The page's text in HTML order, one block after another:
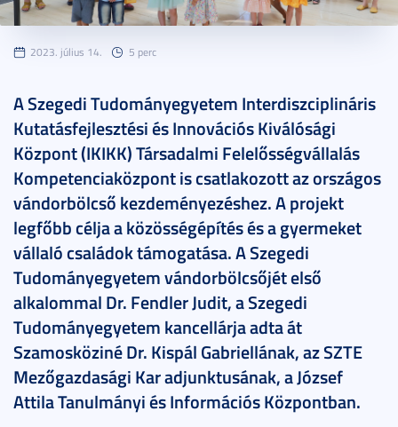
2023. július 14. 5 perc
A Szegedi Tudományegyetem Interdiszciplináris
Kutatásfejlesztési és Innovációs Kiválósági
Központ (IKIKK) Társadalmi Felelősségvállalás
Kompetenciaközpont is csatlakozott az országos
vándorbölcső kezdeményezéshez. A projekt
legfőbb célja a közösségépítés és a gyermeket
vállaló családok támogatása. A Szegedi
Tudományegyetem vándorbölcsőjét első
alkalommal Dr. Fendler Judit, a Szegedi
Tudományegyetem kancellárja adta át
Szamosköziné Dr. Kispál Gabriellának, az SZTE
Mezőgazdasági Kar adjunktusának, a József
Attila Tanulmányi és Információs Központban.